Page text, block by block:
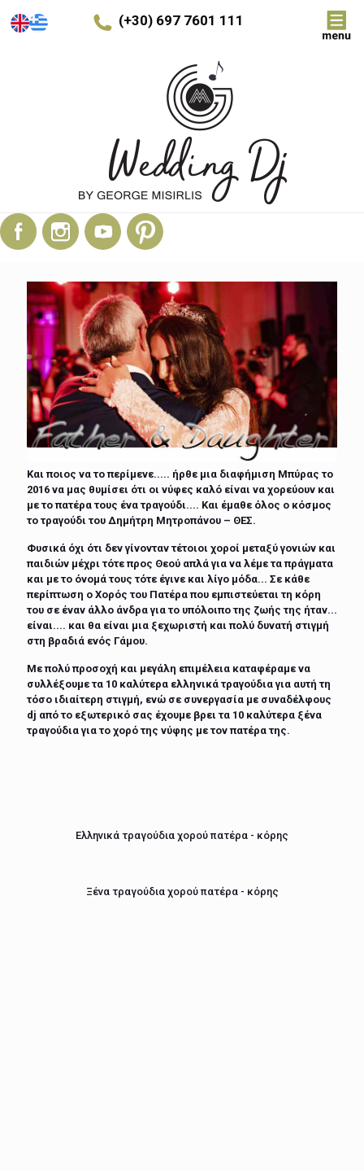
(+30) 697 7601 111
Και ποιος να το περίμενε..... ήρθε μια διαφήμιση Μπύρας το
2016 να μας θυμίσει ότι οι νύφες καλό είναι να χορεύουν και
με το πατέρα τους ένα τραγούδι.... Και έμαθε όλος ο κόσμος
το τραγούδι του Δημήτρη Μητροπάνου – ΘΕΣ.
Φυσικά όχι ότι δεν γίνονταν τέτοιοι χοροί μεταξύ γονιών και
παιδιών μέχρι τότε προς Θεού απλά για να λέμε τα πράγματα
και με το όνομά τους τότε έγινε και λίγο μόδα... Σε κάθε
περίπτωση ο Χορός του Πατέρα που εμπιστεύεται τη κόρη
του σε έναν άλλο άνδρα για το υπόλοιπο της ζωής της ήταν...
είναι.... και θα είναι μια ξεχωριστή και πολύ δυνατή στιγμή
στη βραδιά ενός Γάμου.
Με πολύ προσοχή και μεγάλη επιμέλεια καταφέραμε να
συλλέξουμε τα 10 καλύτερα ελληνικά τραγούδια για αυτή τη
τόσο ιδιαίτερη στιγμή, ενώ σε συνεργασία με συναδέλφους
dj από το εξωτερικό σας έχουμε βρει τα 10 καλύτερα ξένα
τραγούδια για το χορό της νύφης με τον πατέρα της.
Ελληνικά τραγούδια χορού πατέρα - κόρης
Ξένα τραγούδια χορού πατέρα - κόρης